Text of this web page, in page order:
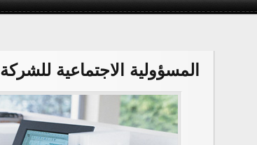
المسؤولية الاجتماعية للشركة